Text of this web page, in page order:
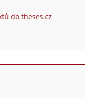
do theses.cz